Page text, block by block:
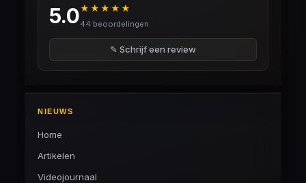
5.0★★★★★
44 beoordelingen
✎ Schrijf een review
NIEUWS
Home
Artikelen
Videojournaal